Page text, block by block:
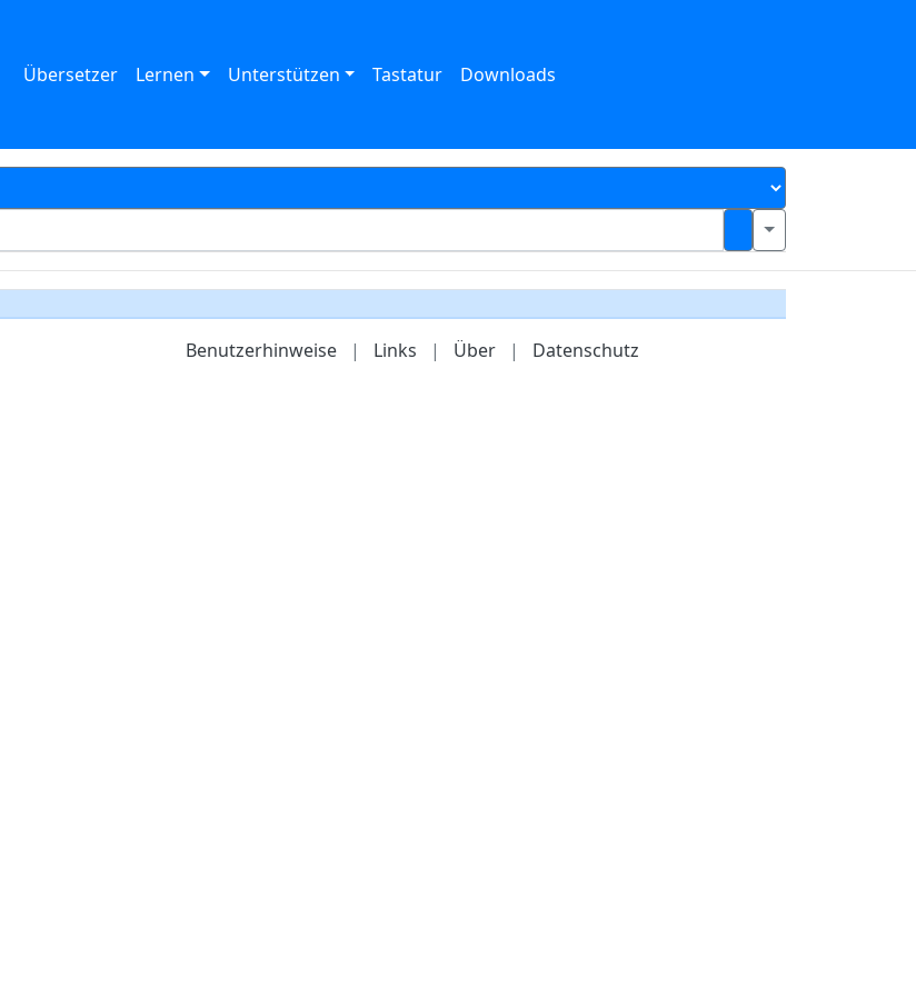
Übersetzer Lernen Unterstützen Tastatur Downloads
Benutzerhinweise | Links | Über | Datenschutz